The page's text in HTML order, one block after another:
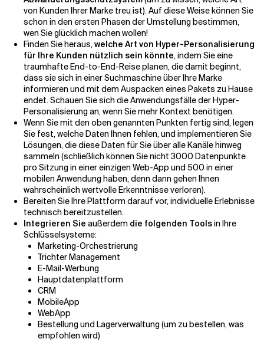
von Kunden Ihrer Marke treu ist). Auf diese Weise können Sie
schon in den ersten Phasen der Umstellung bestimmen,
wen Sie glücklich machen wollen!
Finden Sie heraus,welche Art von Hyper-Personalisierung
für Ihre Kunden nützlich sein könnte, indem Sie eine
traumhafte End-to-End-Reise planen, die damit beginnt,
dass sie sich in einer Suchmaschine über Ihre Marke
informieren und mit dem Auspacken eines Pakets zu Hause
endet. Schauen Sie sich die Anwendungsfälle der Hyper-
Personalisierung an, wenn Sie mehr Kontext benötigen.
Wenn Sie mit den oben genannten Punkten fertig sind, legen
Sie fest, welche Daten Ihnen fehlen, und implementieren Sie
Lösungen, die diese Daten für Sie über alle Kanäle hinweg
sammeln (schließlich können Sie nicht 3000 Datenpunkte
pro Sitzung in einer einzigen Web-App und 500 in einer
mobilen Anwendung haben, denn dann gehen Ihnen
wahrscheinlich wertvolle Erkenntnisse verloren).
Bereiten Sie Ihre Plattform darauf vor, individuelle Erlebnisse
technisch bereitzustellen.
Integrieren Sie außerdem die folgenden Toolsin Ihre
Schlüsselsysteme:
Marketing-Orchestrierung
Trichter Management
E-Mail-Werbung
Hauptdatenplattform
CRM
MobileApp
WebApp
Bestellung und Lagerverwaltung (um zu bestellen, was
empfohlen wird)